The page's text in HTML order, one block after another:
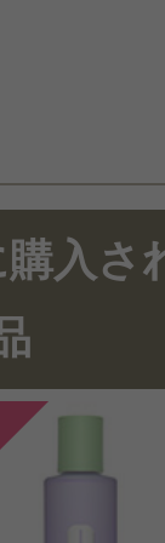
を書いて
入さ